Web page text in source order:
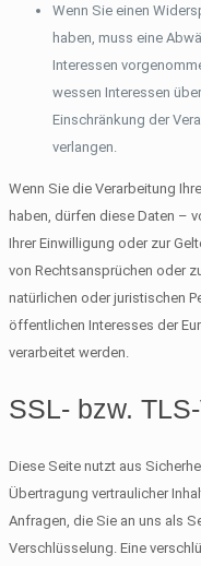
Wenn Sie einen
haben, muss eine
Interessen
wessen Interessen
Einschränkung der
verlangen.
Wenn Sie die Verarbeitung
haben, dürfen diese Daten –
Ihrer Einwilligung oder zur
von Rechtsansprüchen oder
natürlichen oder juristischen
öffentlichen Interesses der
verarbeitet werden.
SSL- bzw.
Diese Seite nutzt aus
Übertragung vertraulicher
Anfragen, die Sie an uns als
Verschlüsselung. Eine